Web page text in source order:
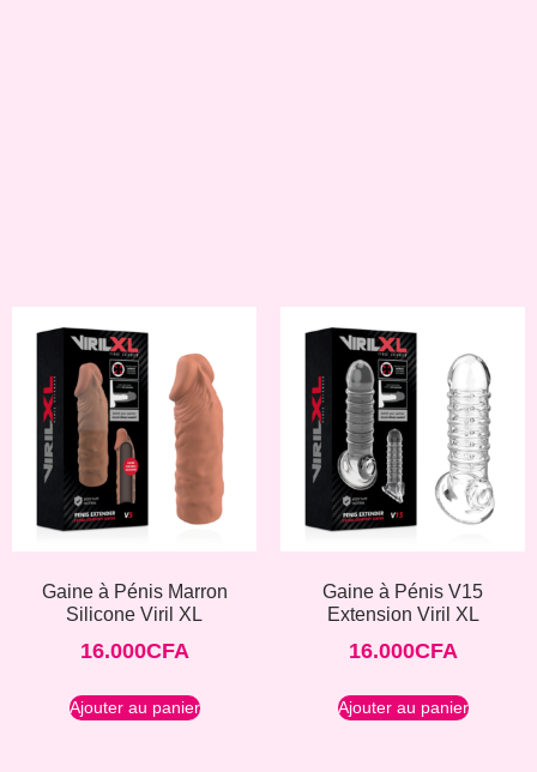
Gaine à Pénis Marron
Silicone Viril XL
16.000CFA
Ajouter au panier
Gaine à Pénis V15
Extension Viril XL
16.000CFA
Ajouter au panier